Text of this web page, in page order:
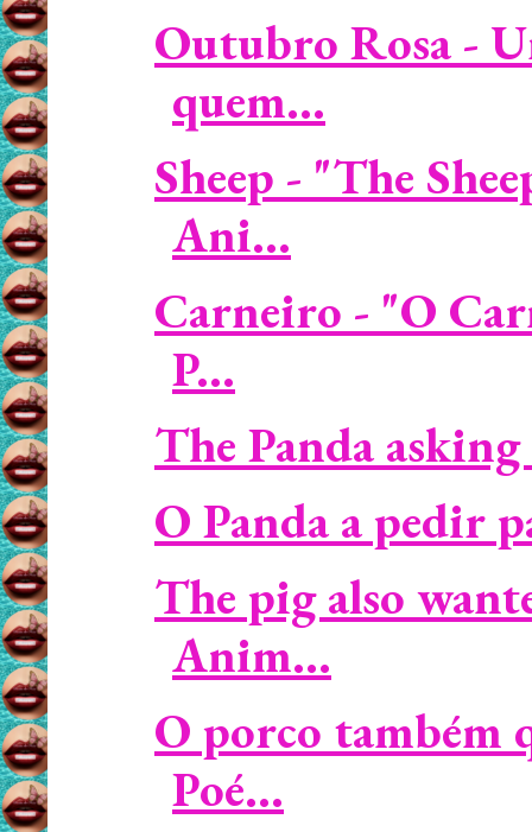
Outubro Rosa -
quem...
Sheep - "The
Ani...
Carneiro - "O
P...
The Panda
O Panda a pedir
The pig also
Anim...
O porco
Poé...